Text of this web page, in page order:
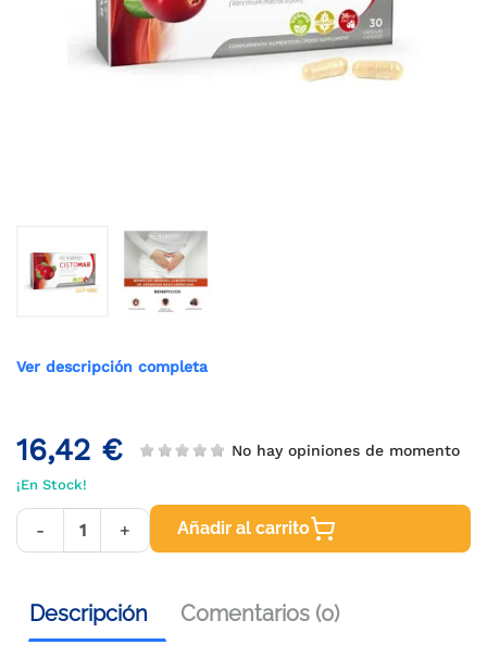
Ver descripción completa
16,42 € No hay opiniones de momento
¡En Stock!
- + Añadir al carrito
Descripción Comentarios (0)